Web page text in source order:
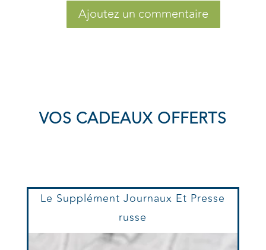
Ajoutez un commentaire
VOS CADEAUX OFFERTS
Le Supplément Journaux Et Presse
russe